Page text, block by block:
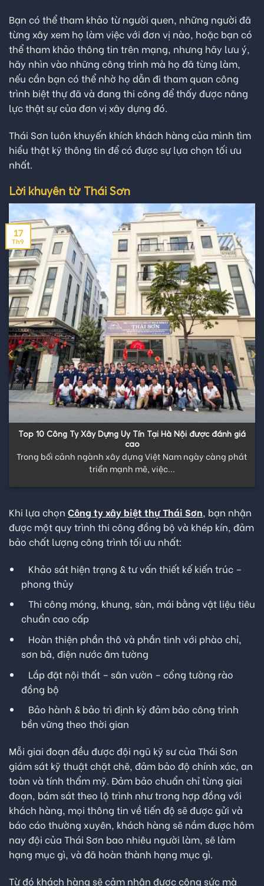
Bạn có thể tham khảo từ người quen, những người đã
từng xây xem họ làm việc với đơn vị nào, hoặc bạn có
thể tham khảo thông tin trên mạng, nhưng hãy lưu ý,
hãy nhìn vào những công trình mà họ đã từng làm,
nếu cần bạn có thể nhờ họ dẫn đi tham quan công
trình biệt thự đã và đang thi công để thấy được năng
lực thật sự của đơn vị xây dựng đó.
Thái Sơn luôn khuyến khích khách hàng của mình tìm
hiểu thật kỹ thông tin để có được sự lựa chọn tối ưu
nhất.
Lời khuyên từ Thái Sơn
Nên xây nhà trọn gói hay thuê nhân công tự xây tiết kiệm
chi phí?
Sau rất nhiều những vất vả, những lo toan, trải qua quá
trình lao tâm...
18
Th9
Khi lựa chọn Công ty xây biệt thự Thái Sơn, bạn nhận
được một quy trình thi công đồng bộ và khép kín, đảm
bảo chất lượng công trình tối ưu nhất:
Khảo sát hiện trạng & tư vấn thiết kế kiến trúc –
phong thủy
Thi công móng, khung, sàn, mái bằng vật liệu tiêu
chuẩn cao cấp
Hoàn thiện phần thô và phần tinh với phào chỉ,
sơn bả, điện nước âm tường
Lắp đặt nội thất – sân vườn – cổng tường rào
đồng bộ
Bảo hành & bảo trì định kỳ đảm bảo công trình
bền vững theo thời gian
Mỗi giai đoạn đều được đội ngũ kỹ sư của Thái Sơn
giám sát kỹ thuật chặt chẽ, đảm bảo độ chính xác, an
toàn và tính thẩm mỹ. Đảm bảo chuẩn chỉ từng giai
đoạn, bám sát theo lộ trình như trong hợp đồng với
khách hàng, mọi thông tin về tiến độ sẽ được gửi và
báo cáo thường xuyên, khách hàng sẽ nắm được hôm
nay đội của Thái Sơn bao nhiêu người làm, sẽ làm
hạng mục gì, và đã hoàn thành hạng mục gì.
Từ đó khách hàng sẽ cảm nhận được công sức mà